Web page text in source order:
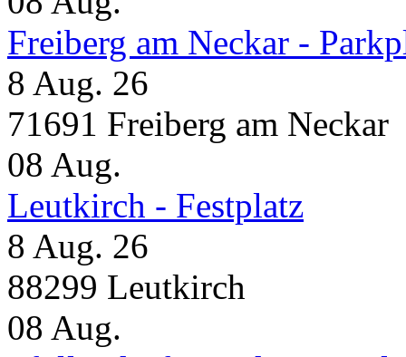
Freiberg am Neckar -
8 Aug. 26
71691 Freiberg am Neckar
08 Aug.
Leutkirch - Festplatz
8 Aug. 26
88299 Leutkirch
08 Aug.